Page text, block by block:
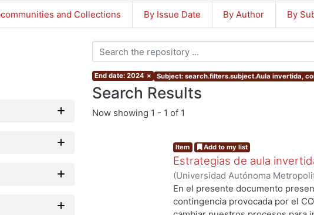
and Collections By Issue Date By Author By
End date: 2024 × Subject: search.filters.subject.Aula invertida,
Search Results
Now showing 1 - 1 of 1
Item Add to my list
Estrategias de aula
(Universidad Autónoma
Ciencias y Artes para el Diseño.,
Camacho, Luis Alfonso;Angulo
En el presente documento
contingencia provocada por el